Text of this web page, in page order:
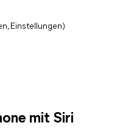
Einstellungen)
mit Siri